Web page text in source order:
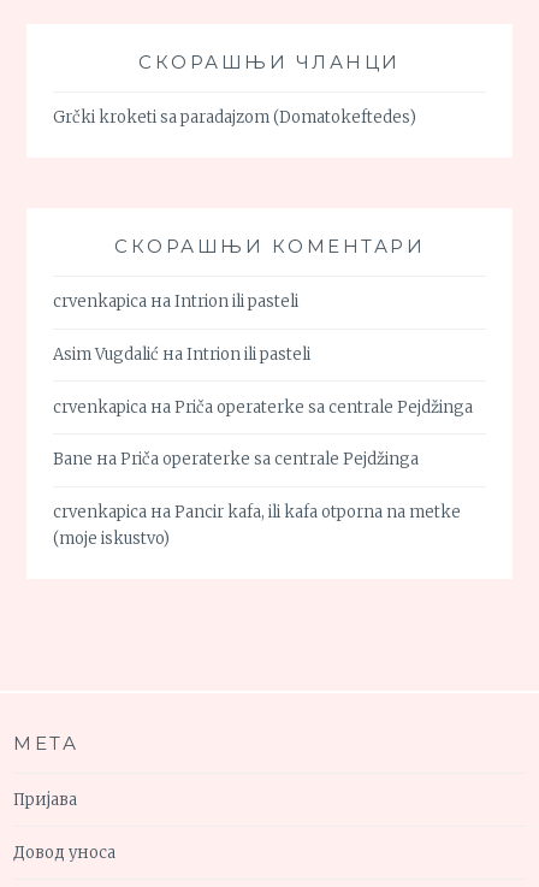
СКОРАШЊИ ЧЛАНЦИ
Grčki kroketi sa paradajzom (Domatokeftedes)
СКОРАШЊИ КОМЕНТАРИ
crvenkapica наIntrion ili pasteli
Asim Vugdalić наIntrion ili pasteli
crvenkapica наPriča operaterke sa centrale Pejdžinga
Bane наPriča operaterke sa centrale Pejdžinga
crvenkapica наPancir kafa, ili kafa otporna na metke
(moje iskustvo)
МЕТА
Пријава
Довод уноса